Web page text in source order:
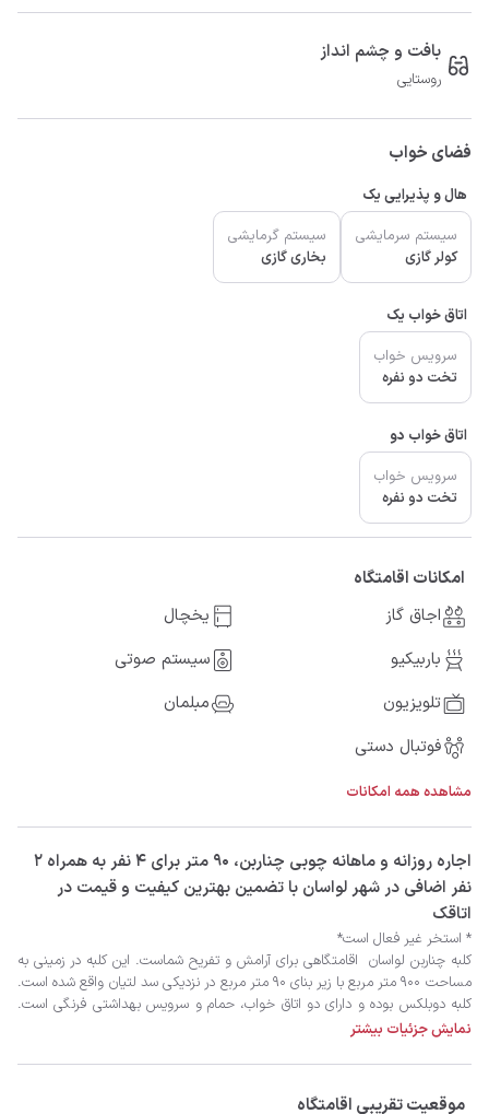
بافت و چشم انداز
روستایی
فضای خواب
هال و پذیرایی یک
سیستم سرمایشی
کولر گازی
سیستم گرمایشی
بخاری گازی
اتاق خواب یک
سرویس خواب
تخت دو نفره
اتاق خواب دو
سرویس خواب
تخت دو نفره
امکانات اقامتگاه
اجاق گاز
یخچال
باربیکیو
سیستم صوتی
تلویزیون
مبلمان
فوتبال دستی
مشاهده همه امکانات
‫‫اجاره روزانه و ماهانه چوبی چناربن، 90 متر برای 4 نفر به همراه 2
نفر اضافی در شهر لواسان با تضمین بهترین کیفیت و قیمت در
اتاقک
نمایش جزئیات بیشتر
موقعیت تقریبی اقامتگاه